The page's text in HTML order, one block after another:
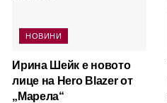
НОВИНИ
Ирина Шейк е новото
лице на Hero Blazer от
„Марела“